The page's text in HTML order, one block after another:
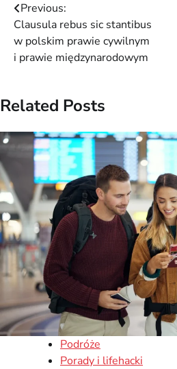
Nawigacja
wpisu
Previous:
Clausula rebus sic stantibus
w polskim prawie cywilnym
i prawie międzynarodowym
Related Posts
Podróże
Porady i lifehacki